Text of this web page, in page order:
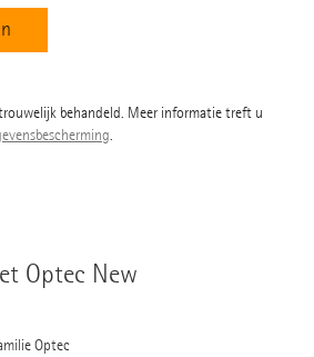
behandeld. Meer informatie treft u
.
Optec New
Optec